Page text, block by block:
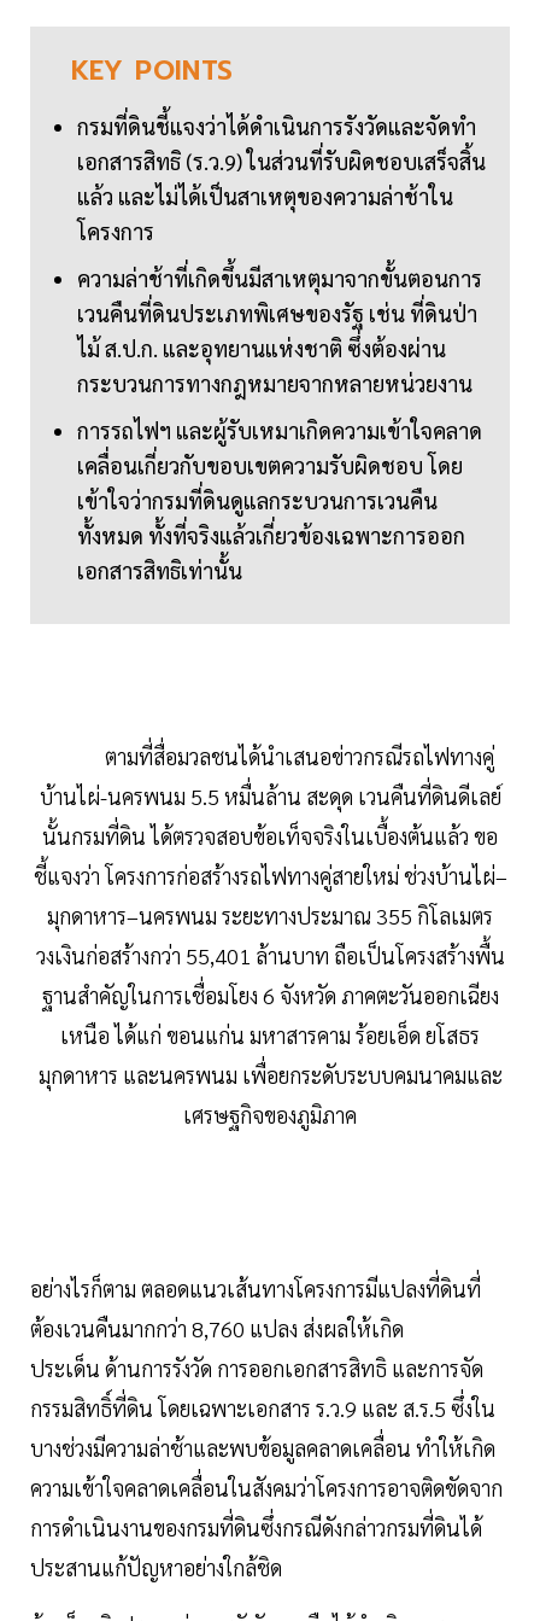
KEY POINTS
กรมที่ดินชี้แจงว่าได้ดำเนินการรังวัดและจัดทำ
เอกสารสิทธิ (ร.ว.9) ในส่วนที่รับผิดชอบเสร็จสิ้น
แล้ว และไม่ได้เป็นสาเหตุของความล่าช้าใน
โครงการ
ความล่าช้าที่เกิดขึ้นมีสาเหตุมาจากขั้นตอนการ
เวนคืนที่ดินประเภทพิเศษของรัฐ เช่น ที่ดินป่า
ไม้ ส.ป.ก. และอุทยานแห่งชาติ ซึ่งต้องผ่าน
กระบวนการทางกฎหมายจากหลายหน่วยงาน
การรถไฟฯ และผู้รับเหมาเกิดความเข้าใจคลาด
เคลื่อนเกี่ยวกับขอบเขตความรับผิดชอบ โดย
เข้าใจว่ากรมที่ดินดูแลกระบวนการเวนคืน
ทั้งหมด ทั้งที่จริงแล้วเกี่ยวข้องเฉพาะการออก
เอกสารสิทธิเท่านั้น
ตามที่สื่อมวลชนได้นำเสนอข่าวกรณีรถไฟทางคู่
บ้านไผ่-นครพนม 5.5 หมื่นล้าน สะดุด เวนคืนที่ดินดีเลย์
นั้นกรมที่ดิน ได้ตรวจสอบข้อเท็จจริงในเบื้องต้นแล้ว ขอ
ชี้แจงว่า โครงการก่อสร้างรถไฟทางคู่สายใหม่ ช่วงบ้านไผ่–
มุกดาหาร–นครพนม ระยะทางประมาณ 355 กิโลเมตร
วงเงินก่อสร้างกว่า 55,401 ล้านบาท ถือเป็นโครงสร้างพื้น
ฐานสำคัญในการเชื่อมโยง 6 จังหวัด ภาคตะวันออกเฉียง
เหนือ ได้แก่ ขอนแก่น มหาสารคาม ร้อยเอ็ด ยโสธร
มุกดาหาร และนครพนม เพื่อยกระดับระบบคมนาคมและ
เศรษฐกิจของภูมิภาค
อย่างไรก็ตาม ตลอดแนวเส้นทางโครงการมีแปลงที่ดินที่
ต้องเวนคืนมากกว่า 8,760 แปลง ส่งผลให้เกิด
ประเด็น ด้านการรังวัด การออกเอกสารสิทธิ และการจัด
กรรมสิทธิ์ที่ดิน โดยเฉพาะเอกสาร ร.ว.9 และ ส.ร.5 ซึ่งใน
บางช่วงมีความล่าช้าและพบข้อมูลคลาดเคลื่อน ทำให้เกิด
ความเข้าใจคลาดเคลื่อนในสังคมว่าโครงการอาจติดขัดจาก
การดำเนินงานของกรมที่ดินซึ่งกรณีดังกล่าวกรมที่ดินได้
ประสานแก้ปัญหาอย่างใกล้ชิด